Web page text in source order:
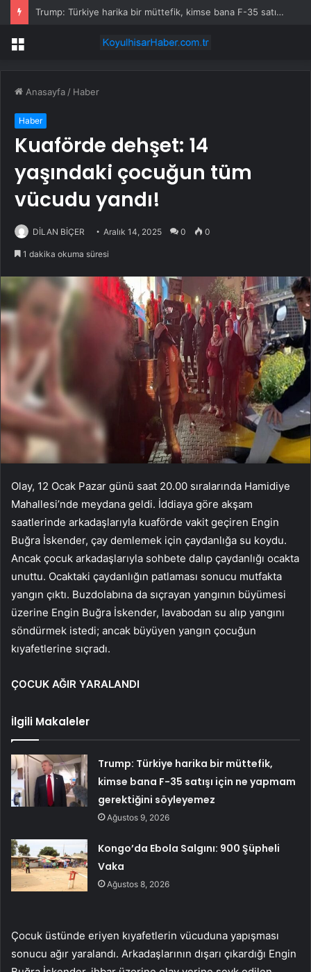
Trump: Türkiye harika bir müttefik, kimse bana F-35 satışı için ne yapmam gerektiğini söyleyemez
Menü
Anasayfa / Haber
Haber
Kuaförde dehşet: 14
yaşındaki çocuğun tüm
vücudu yandı!
DİLAN BİÇER Aralık 14, 2025 0 0
1 dakika okuma süresi
Olay, 12 Ocak Pazar günü saat 20.00 sıralarında Hamidiye
Mahallesi’nde meydana geldi. İddiaya göre akşam
saatlerinde arkadaşlarıyla kuaförde vakit geçiren Engin
Buğra İskender, çay demlemek için çaydanlığa su koydu.
Ancak çocuk arkadaşlarıyla sohbete dalıp çaydanlığı ocakta
unuttu. Ocaktaki çaydanlığın patlaması sonucu mutfakta
yangın çıktı. Buzdolabına da sıçrayan yangının büyümesi
üzerine Engin Buğra İskender, lavabodan su alıp yangını
söndürmek istedi; ancak büyüyen yangın çocuğun
kıyafetlerine sıçradı.
ÇOCUK AĞIR YARALANDI
İlgili Makaleler
Trump: Türkiye harika bir müttefik,
kimse bana F-35 satışı için ne yapmam
gerektiğini söyleyemez
Ağustos 9, 2026
Kongo’da Ebola Salgını: 900 Şüpheli
Vaka
Ağustos 8, 2026
Çocuk üstünde eriyen kıyafetlerin vücuduna yapışması
sonucu ağır yaralandı. Arkadaşlarının dışarı çıkardığı Engin